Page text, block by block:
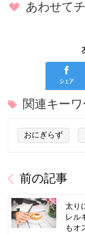
あわせて
関連キーワ
おにぎらず
前の記事
太り
レル
もオ